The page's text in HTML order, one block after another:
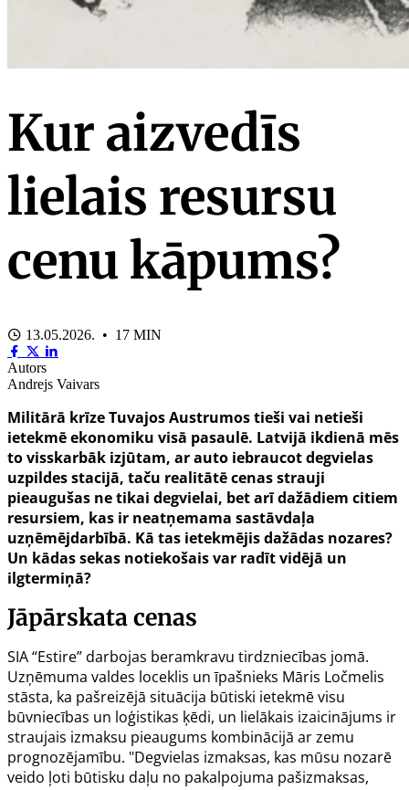
Kur aizvedīs
lielais resursu
cenu kāpums?
13.05.2026. • 17 MIN
Autors
Andrejs Vaivars
Militārā krīze Tuvajos Austrumos tieši vai netieši
ietekmē ekonomiku visā pasaulē. Latvijā ikdienā mēs
to visskarbāk izjūtam, ar auto iebraucot degvielas
uzpildes stacijā, taču realitātē cenas strauji
pieaugušas ne tikai degvielai, bet arī dažādiem citiem
resursiem, kas ir neatņemama sastāvdaļa
uzņēmējdarbībā. Kā tas ietekmējis dažādas nozares?
Un kādas sekas notiekošais var radīt vidējā un
ilgtermiņā?
Jāpārskata cenas
SIA “Estire” darbojas beramkravu tirdzniecības jomā.
Uzņēmuma valdes loceklis un īpašnieks Māris Ločmelis
stāsta, ka pašreizējā situācija būtiski ietekmē visu
būvniecības un loģistikas ķēdi, un lielākais izaicinājums ir
straujais izmaksu pieaugums kombinācijā ar zemu
prognozējamību. "Degvielas izmaksas, kas mūsu nozarē
veido ļoti būtisku daļu no pakalpojuma pašizmaksas,